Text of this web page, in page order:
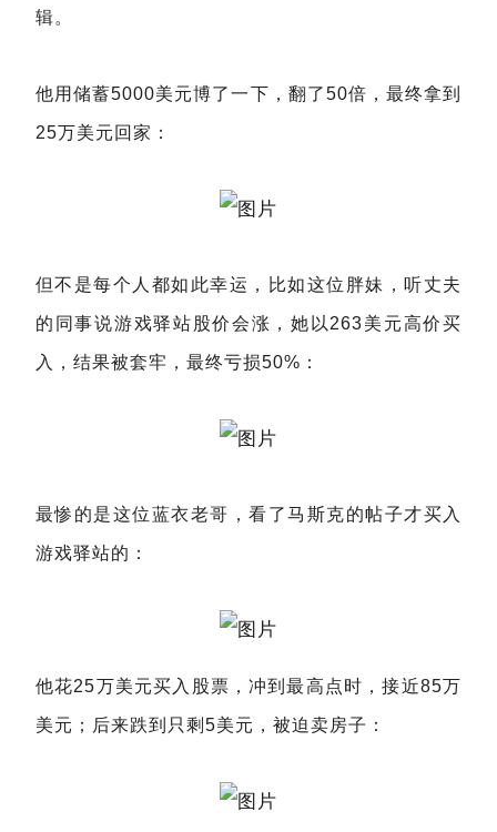
辑。
他用储蓄5000美元博了一下，翻了50倍，最终拿到
25万美元回家：
但不是每个人都如此幸运，比如这位胖妹，听丈夫
的同事说游戏驿站股价会涨，她以263美元高价买
入，结果被套牢，最终亏损50%：
最惨的是这位蓝衣老哥，看了马斯克的帖子才买入
游戏驿站的：
他花25万美元买入股票，冲到最高点时，接近85万
美元；后来跌到只剩5美元，被迫卖房子：